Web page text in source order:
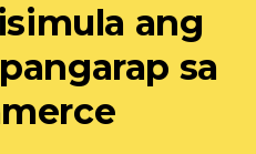
ang
sa